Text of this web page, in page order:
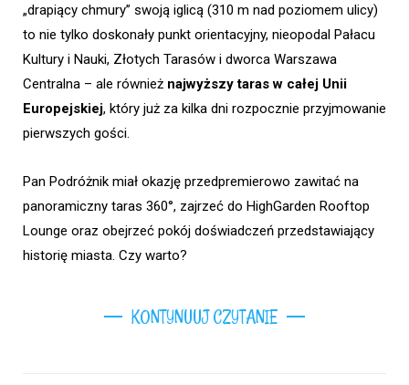
„drapiący chmury” swoją iglicą (310 m nad poziomem ulicy)
to nie tylko doskonały punkt orientacyjny, nieopodal Pałacu
Kultury i Nauki, Złotych Tarasów i dworca Warszawa
Centralna – ale również najwyższy taras w całej Unii
Europejskiej, który już za kilka dni rozpocznie przyjmowanie
pierwszych gości.
Pan Podróżnik miał okazję przedpremierowo zawitać na
panoramiczny taras 360°, zajrzeć do HighGarden Rooftop
Lounge oraz obejrzeć pokój doświadczeń przedstawiający
historię miasta. Czy warto?
KONTYNUUJ CZYTANIE